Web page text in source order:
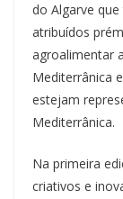
do Algarve
atribuídos
agroalimentar
Mediterrânica
estejam
Mediterrânica.
Na primeira
criativos e